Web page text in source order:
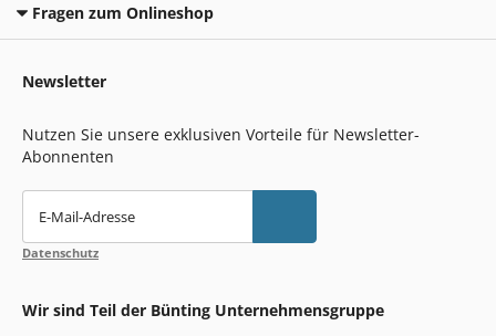
Fragen zum Onlineshop
Newsletter
Nutzen Sie unsere exklusiven Vorteile für Newsletter-
Abonnenten
E-Mail-Adresse
Datenschutz
Wir sind Teil der Bünting Unternehmensgruppe